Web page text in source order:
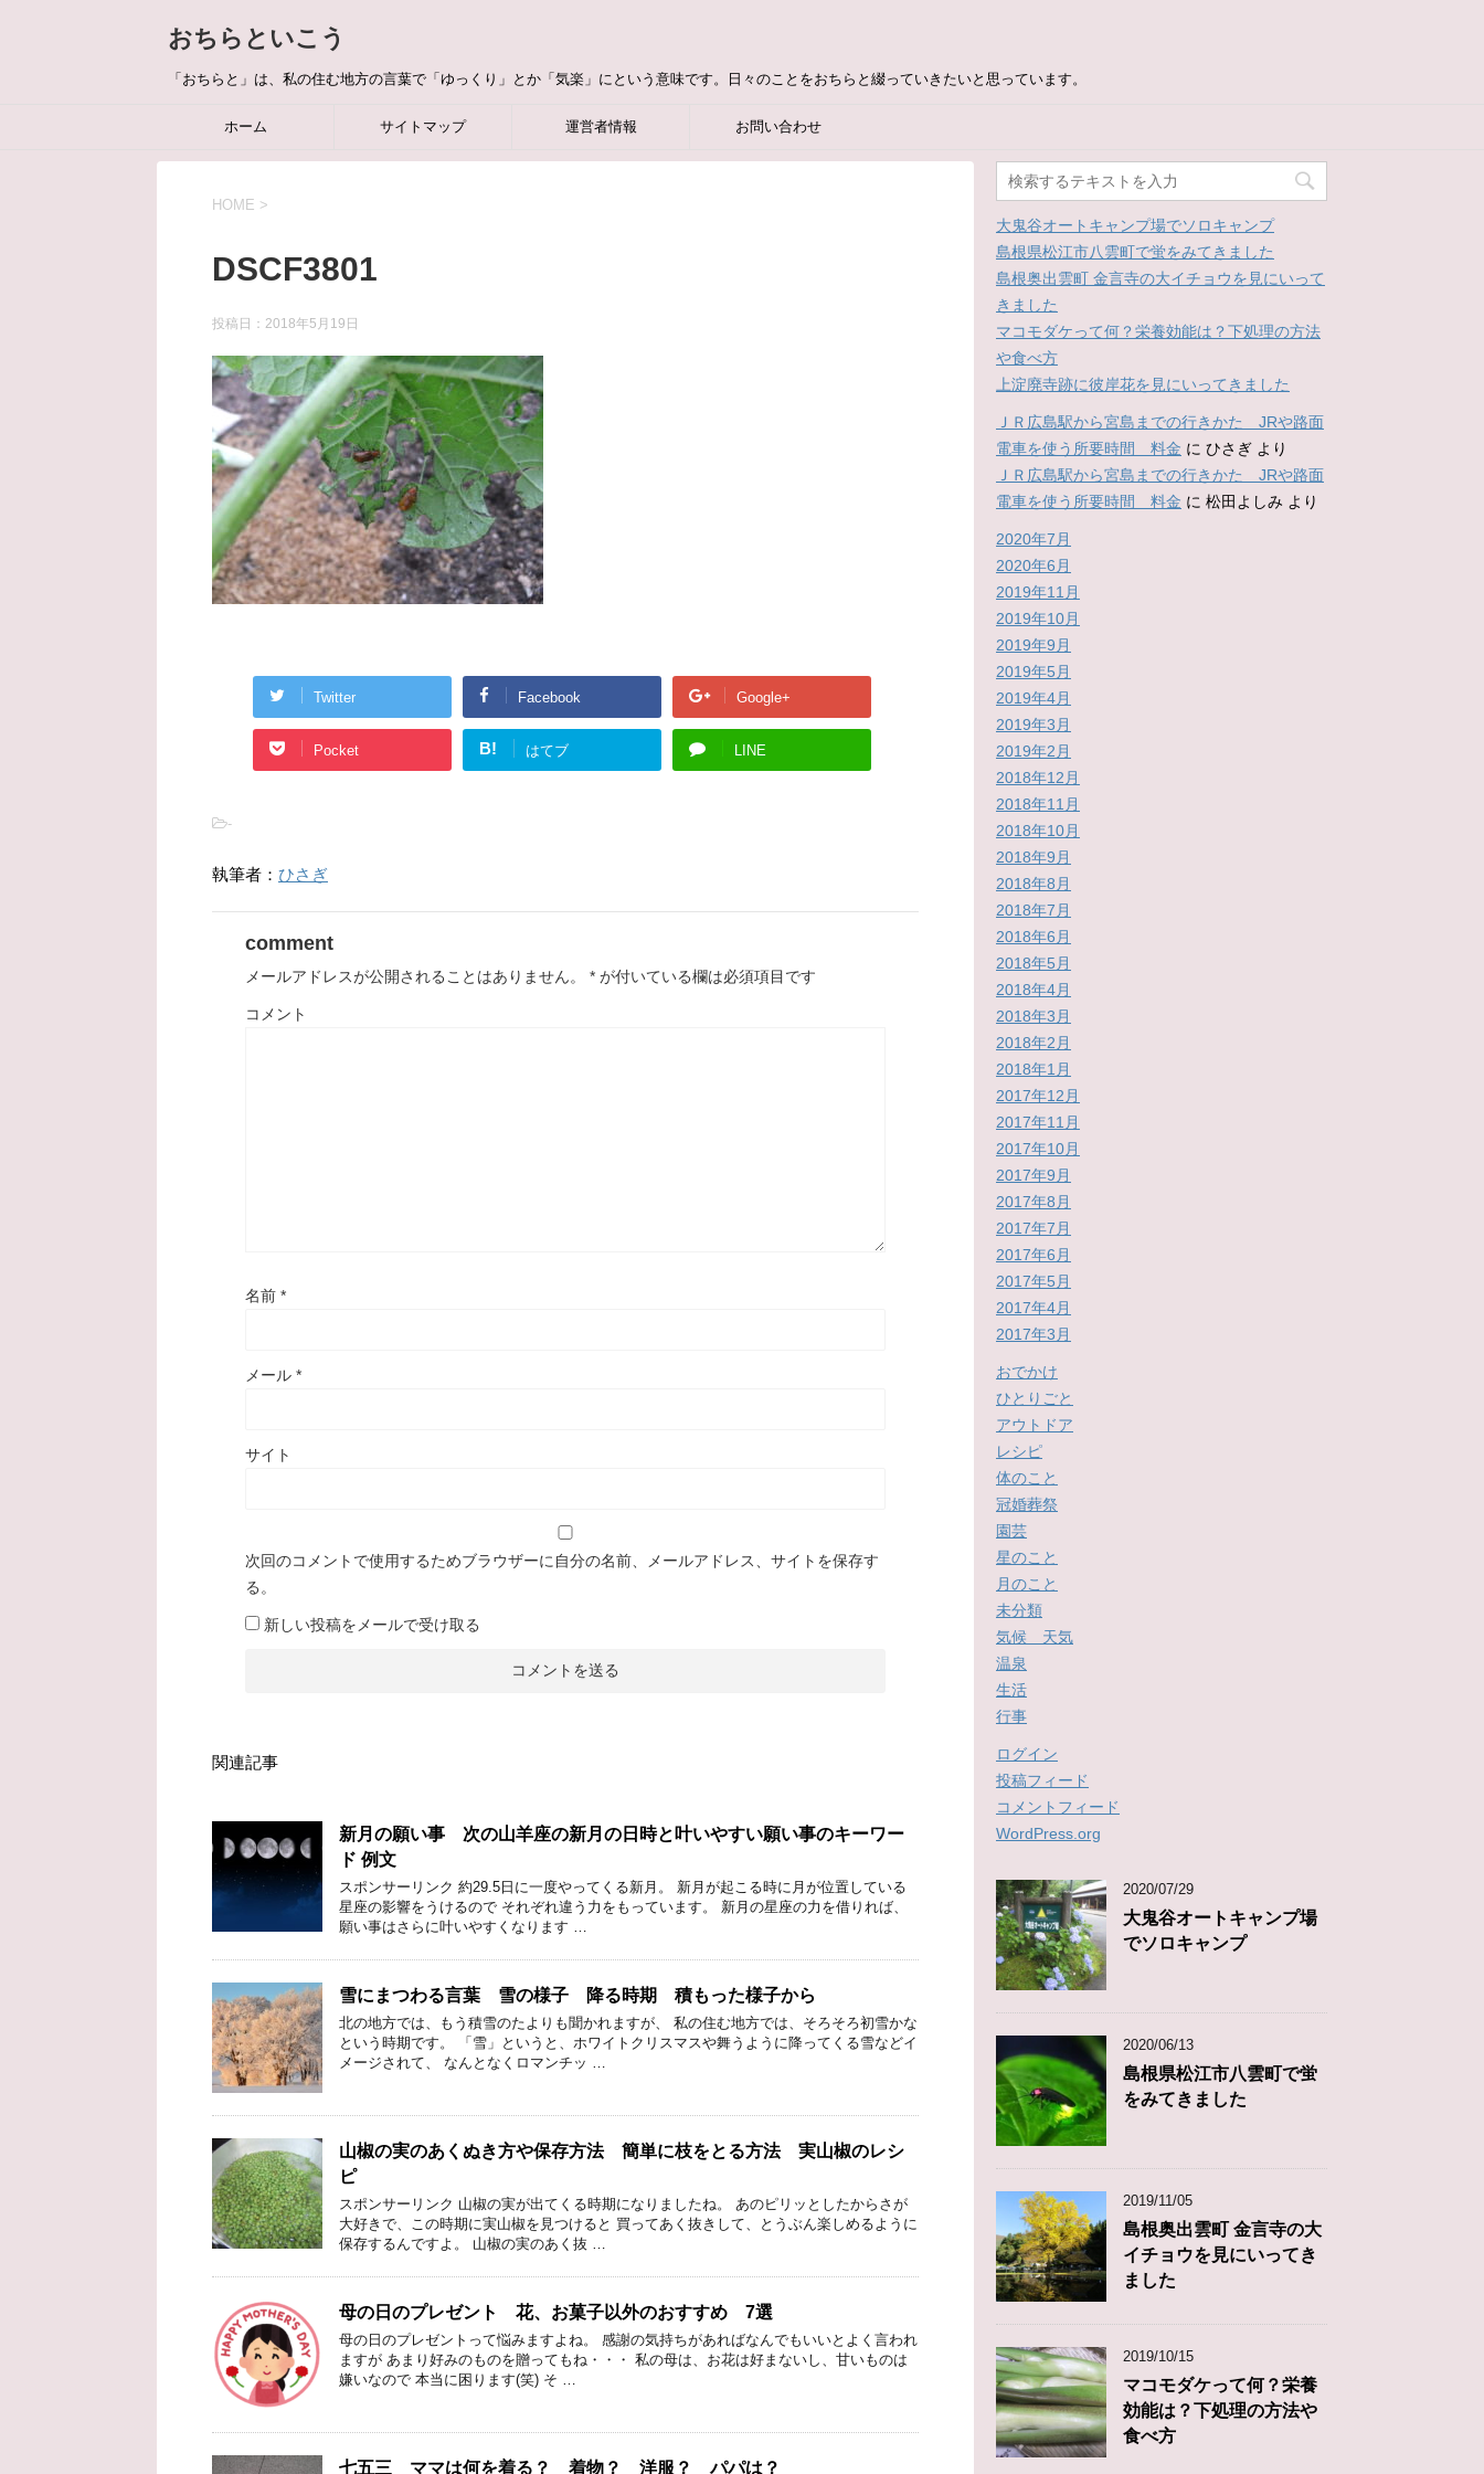
おちらといこう
「おちらと」は、私の住む地方の言葉で「ゆっくり」とか「気楽」にという意味です。日々のことをおちらと綴っていきたいと思っています。
ホーム サイトマップ 運営者情報 お問い合わせ
HOME >
DSCF3801
投稿日： 2018年5月19日
Twitter Facebook Google+
Pocket B! はてブ LINE
-
執筆者： ひさぎ
comment
メールアドレスが公開されることはありません。 * が付いている欄は必須項目です
コメント
名前 *
メール *
サイト
次回のコメントで使用するためブラウザーに自分の名前、メールアドレス、サイトを保存す
る。
新しい投稿をメールで受け取る
関連記事
新月の願い事 次の山羊座の新月の日時と叶いやすい願い事のキーワー
ド 例文
スポンサーリンク 約29.5日に一度やってくる新月。 新月が起こる時に月が位置している
星座の影響をうけるので それぞれ違う力をもっています。 新月の星座の力を借りれば、
願い事はさらに叶いやすくなります …
雪にまつわる言葉 雪の様子 降る時期 積もった様子から
北の地方では、もう積雪のたよりも聞かれますが、 私の住む地方では、そろそろ初雪かな
という時期です。 「雪」というと、ホワイトクリスマスや舞うように降ってくる雪などイ
メージされて、 なんとなくロマンチッ …
山椒の実のあくぬき方や保存方法 簡単に枝をとる方法 実山椒のレシ
ピ
スポンサーリンク 山椒の実が出てくる時期になりましたね。 あのピリッとしたからさが
大好きで、この時期に実山椒を見つけると 買ってあく抜きして、とうぶん楽しめるように
保存するんですよ。 山椒の実のあく抜 …
母の日のプレゼント 花、お菓子以外のおすすめ 7選
母の日のプレゼントって悩みますよね。 感謝の気持ちがあればなんでもいいとよく言われ
ますが あまり好みのものを贈ってもね・・・ 私の母は、お花は好まないし、甘いものは
嫌いなので 本当に困ります(笑) そ …
七五三 ママは何を着る？ 着物？ 洋服？ パパは？
大鬼谷オートキャンプ場でソロキャンプ
島根県松江市八雲町で蛍をみてきました
島根奥出雲町 金言寺の大イチョウを見にいって
きました
マコモダケって何？栄養効能は？下処理の方法
や食べ方
上淀廃寺跡に彼岸花を見にいってきました
ＪＲ広島駅から宮島までの行きかた JRや路面
電車を使う所要時間 料金 に ひさぎ より
ＪＲ広島駅から宮島までの行きかた JRや路面
電車を使う所要時間 料金 に 松田よしみ より
2020年7月
2020年6月
2019年11月
2019年10月
2019年9月
2019年5月
2019年4月
2019年3月
2019年2月
2018年12月
2018年11月
2018年10月
2018年9月
2018年8月
2018年7月
2018年6月
2018年5月
2018年4月
2018年3月
2018年2月
2018年1月
2017年12月
2017年11月
2017年10月
2017年9月
2017年8月
2017年7月
2017年6月
2017年5月
2017年4月
2017年3月
おでかけ
ひとりごと
アウトドア
レシピ
体のこと
冠婚葬祭
園芸
星のこと
月のこと
未分類
気候 天気
温泉
生活
行事
ログイン
投稿フィード
コメントフィード
WordPress.org
2020/07/29
大鬼谷オートキャンプ場
でソロキャンプ
2020/06/13
島根県松江市八雲町で蛍
をみてきました
2019/11/05
島根奥出雲町 金言寺の大
イチョウを見にいってき
ました
2019/10/15
マコモダケって何？栄養
効能は？下処理の方法や
食べ方